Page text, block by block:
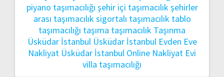
piyano taşımacılığı şehir içi taşımacılıkşehirler
arası taşımacılıksigortalı taşımacılık tablo
taşımacılığı taşıma taşımacılık Taşınma
Üsküdar İstanbul Üsküdar İstanbul Evden Eve
Nakliyat Üsküdar İstanbul Online Nakliyat Evi
villa taşımacılığı